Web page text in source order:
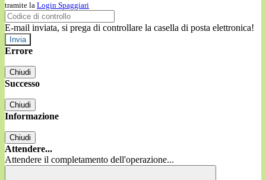
tramite la Login Spaggiari
E-mail inviata, si prega di controllare la casella di posta elettronica!
Errore
Chiudi
Successo
Chiudi
Informazione
Chiudi
Attendere...
Attendere il completamento dell'operazione...